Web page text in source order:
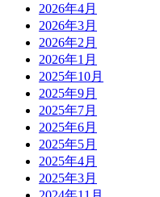
2026年4月
2026年3月
2026年2月
2026年1月
2025年10月
2025年9月
2025年7月
2025年6月
2025年5月
2025年4月
2025年3月